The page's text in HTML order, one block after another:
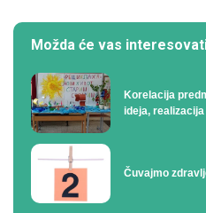
Možda će vas
Korelacija
ideja,
Čuvajmo